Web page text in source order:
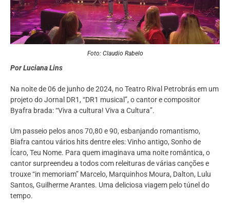
Foto: Claudio Rabelo
Por Luciana Lins
Na noite de 06 de junho de 2024, no Teatro Rival Petrobrás em um
projeto do Jornal DR1, “DR1 musical”, o cantor e compositor
Byafra brada: “Viva a cultura! Viva a Cultura”.
Um passeio pelos anos 70,80 e 90, esbanjando romantismo,
Biafra cantou vários hits dentre eles: Vinho antigo, Sonho de
Ícaro, Teu Nome. Para quem imaginava uma noite romântica, o
cantor surpreendeu a todos com releituras de várias canções e
trouxe “in memoriam” Marcelo, Marquinhos Moura, Dalton, Lulu
Santos, Guilherme Arantes. Uma deliciosa viagem pelo túnel do
tempo.